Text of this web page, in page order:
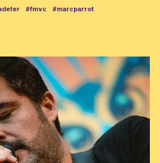
#fmvc #marcparrot